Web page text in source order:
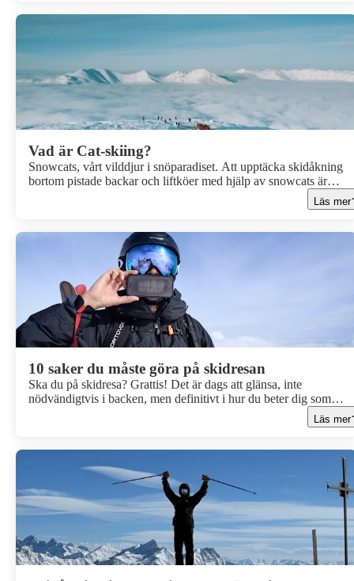
Vad är Cat-skiing?
Snowcats, vårt vilddjur i snöparadiset. Att upptäcka skidåkning
bortom pistade backar och liftköer med hjälp av snowcats är
magiskt. Vi tar oss upp till outforskade terränger,
och böljande landskap på toppar av snöklädda berg i hisnande
Catski, på svenska Snövessla, till din bucket-list!
Läs mer
10 saker du måste göra på skidresan
Ska du på skidresa? Grattis! Det är dags att glänsa, inte
nödvändigtvis i backen, men definitivt i hur du beter dig som
skidåkare. För det handlar ju inte bara om att åka skidor, utan om
leva skidlivet fullt ut. Här är 10 klassiska sätt att göra just det -
Läs mer